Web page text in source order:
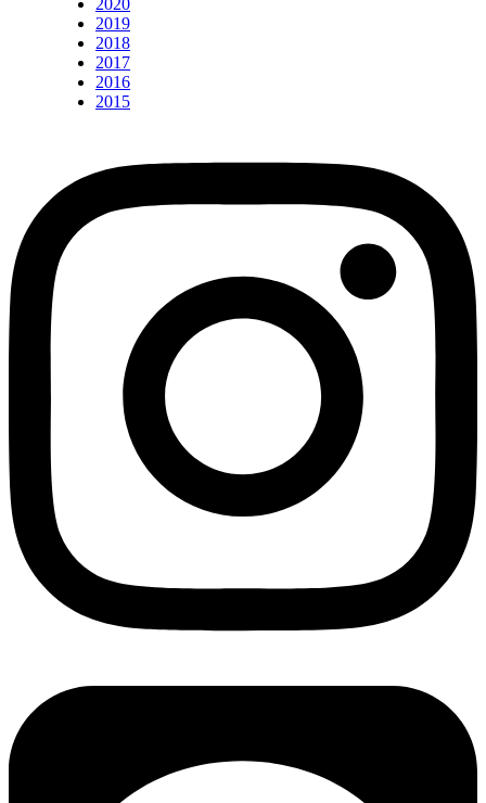
2019
2018
2017
2016
2015